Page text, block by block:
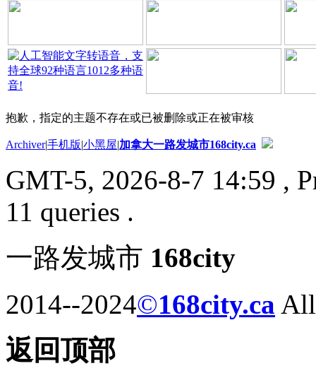
抱歉，指定的主题不存在或已被删除或正在被审核
Archiver|手机版|小黑屋|加拿大一路发城市168city.ca
GMT-5, 2026-8-7 14:59 ,
11 queries .
一路发城市 168city
2014--2024©168city.ca All
返回顶部